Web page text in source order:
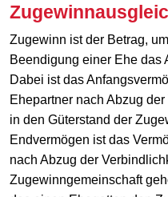
Zugewinn ist der Betrag,
Beendigung einer Ehe das
Dabei ist das
Ehepartner nach Abzug
in den Güterstand der
Endvermögen ist das
nach Abzug der
Zugewinngemeinschaft